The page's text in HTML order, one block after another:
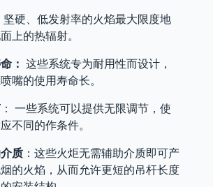
坚硬、低发射率的火焰最大限度地
上的热辐射。
： 这些系统专为耐用性而设计，
嘴的使用寿命长。
： 一些系统可以提供无限调节，使
不同的作条件。
质 ：这些火炬无需辅助介质即可产
的火焰，从而允许更短的吊杆长度